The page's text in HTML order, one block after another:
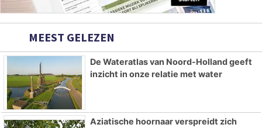
MEEST GELEZEN
De Wateratlas van Noord-Holland geeft
inzicht in onze relatie met water
Aziatische hoornaar verspreidt zich